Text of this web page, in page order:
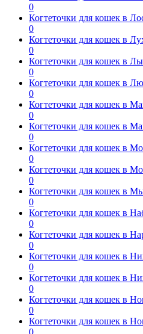
0
Когтеточки для кошек в
0
Когтеточки для кошек в
0
Когтеточки для кошек в
0
Когтеточки для кошек в
0
Когтеточки для кошек в
0
Когтеточки для кошек в
0
Когтеточки для кошек в
0
Когтеточки для кошек в
0
Когтеточки для кошек в
0
Когтеточки для кошек в
0
Когтеточки для кошек в
0
Когтеточки для кошек в
0
Когтеточки для кошек в
0
Когтеточки для кошек в
0
Когтеточки для кошек в
0